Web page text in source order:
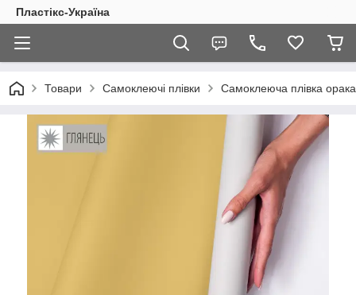
Пластікс-Україна
Товари Самоклеючі плівки Самоклеюча плівка